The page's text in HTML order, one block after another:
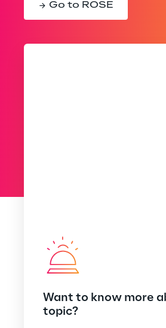
Go to ROSE
Want to know more
topic?